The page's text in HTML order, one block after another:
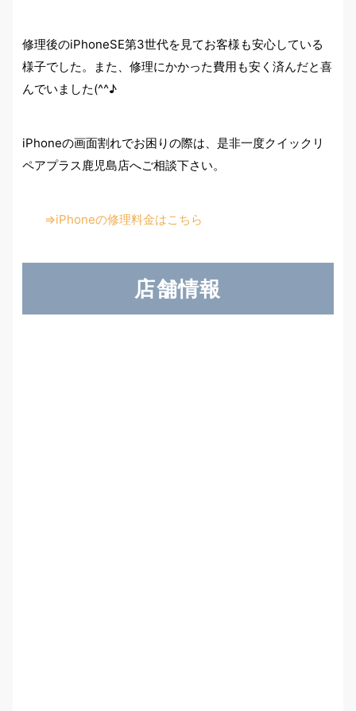
修理後のiPhoneSE第3世代を見てお客様も安心している
様子でした。また、修理にかかった費用も安く済んだと喜
んでいました(^^♪
iPhoneの画面割れでお困りの際は、是非一度クイックリ
ペアプラス鹿児島店へご相談下さい。
⇒iPhoneの修理料金はこちら
店舗情報